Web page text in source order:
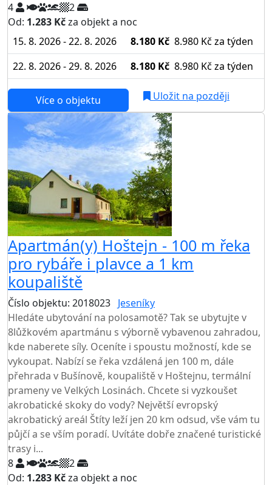
4
2
Od: 1.283 Kčza objekt a noc
15. 8. 2026 - 22. 8. 2026
8.180 Kč 8.980 Kč za týden
22. 8. 2026 - 29. 8. 2026
8.180 Kč 8.980 Kč za týden
Více o objektu
Uložit na později
Apartmán(y) Hoštejn - 100 m řeka
pro rybáře i plavce a 1 km
koupaliště
Číslo objektu: 2018023 Jeseníky
Hledáte ubytování na polosamotě? Tak se ubytujte v
8lůžkovém apartmánu s výborně vybavenou zahradou,
kde naberete síly. Oceníte i spoustu možností, kde se
vykoupat. Nabízí se řeka vzdálená jen 100 m, dále
přehrada v Bušínově, koupaliště v Hoštejnu, termální
prameny ve Velkých Losinách. Chcete si vyzkoušet
akrobatické skoky do vody? Největší evropský
akrobatický areál Štíty leží jen 20 km odsud, vše vám tu
půjčí a se vším poradí. Uvítáte dobře značené turistické
trasy i...
8
2
Od: 1.283 Kčza objekt a noc